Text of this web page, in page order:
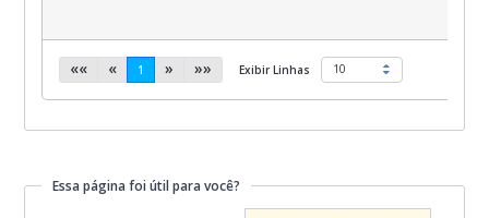
«« « 1 (current)
» »» Exibir Linhas 10
Essa página foi útil para você?
Essa página foi útil para você?